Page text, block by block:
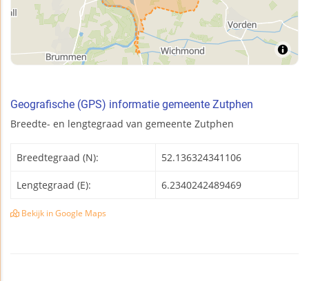
Geografische (GPS) informatie gemeente Zutphen
Breedte- en lengtegraad van gemeente Zutphen
Breedtegraad (N): 52.136324341106
Lengtegraad (E): 6.2340242489469
Bekijk in Google Maps